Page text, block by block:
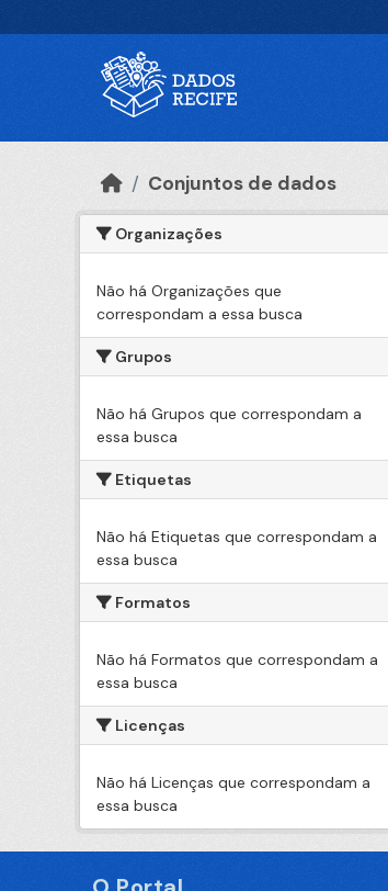
Conjuntos de dados
Organizações
Não há Organizações que
correspondam a essa busca
Grupos
Não há Grupos que correspondam a
essa busca
Etiquetas
Não há Etiquetas que correspondam a
essa busca
Formatos
Não há Formatos que correspondam a
essa busca
Licenças
Não há Licenças que correspondam a
essa busca